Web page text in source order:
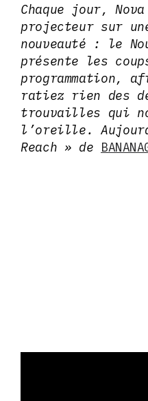
Chaque jour,
projecteur sur
nouveauté : le
présente les
programmation,
ratiez rien des
trouvailles qui
l’oreille.
Reach » de